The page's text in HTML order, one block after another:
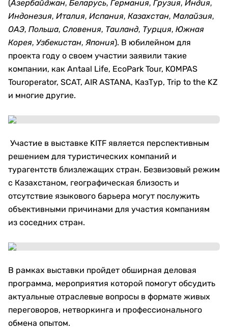
(Азербайджан, Беларусь, Германия, Грузия, Индия,
Индонезия, Италия, Испания, Казахстан, Малайзия,
ОАЭ, Польша, Словения, Таиланд, Турция, Южная
Корея, Узбекистан, Япония). В юбилейном для
проекта году о своем участии заявили такие
компании, как Antaal Life, EcoPark Tour, KOMPAS
Touroperator, SCAT, AIR ASTANA, КазТур, Trip to the KZ
и многие другие.
Участие в выставке KITF является перспективным
решением для туристических компаний и
турагентств близлежащих стран. Безвизовый режим
с Казахстаном, географическая близость и
отсутствие языкового барьера могут послужить
объективными причинами для участия компаниям
из соседних стран.
В рамках выставки пройдет обширная деловая
программа, мероприятия которой помогут обсудить
актуальные отраслевые вопросы в формате живых
переговоров, нетворкинга и профессионального
обмена опытом.